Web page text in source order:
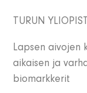
TURUN
Lapsen aivojen
aikaisen ja
biomarkkerit